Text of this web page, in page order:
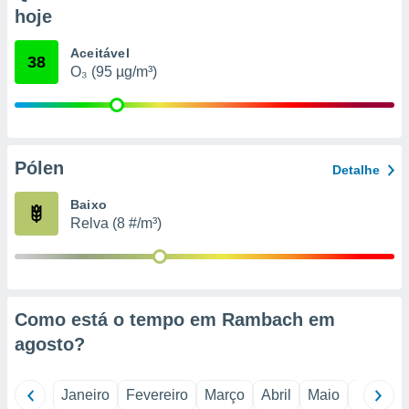
qual se
tal,
ou opor-
qualquer
o
num
hoje
38 Aceitável
O₃ (95 µg/m³)
Pólen Detalhe
Baixo
Relva (8 #/m³)
Como está o tempo em Rambach em
agosto?
Janeiro Fevereiro Março Abril Maio Junho